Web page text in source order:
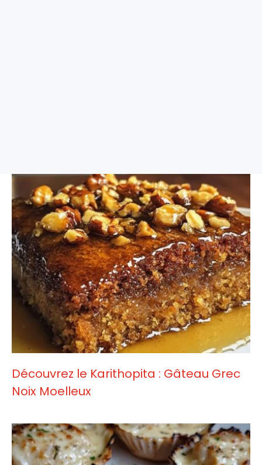
Découvrez le Karithopita : Gâteau Grec
Noix Moelleux